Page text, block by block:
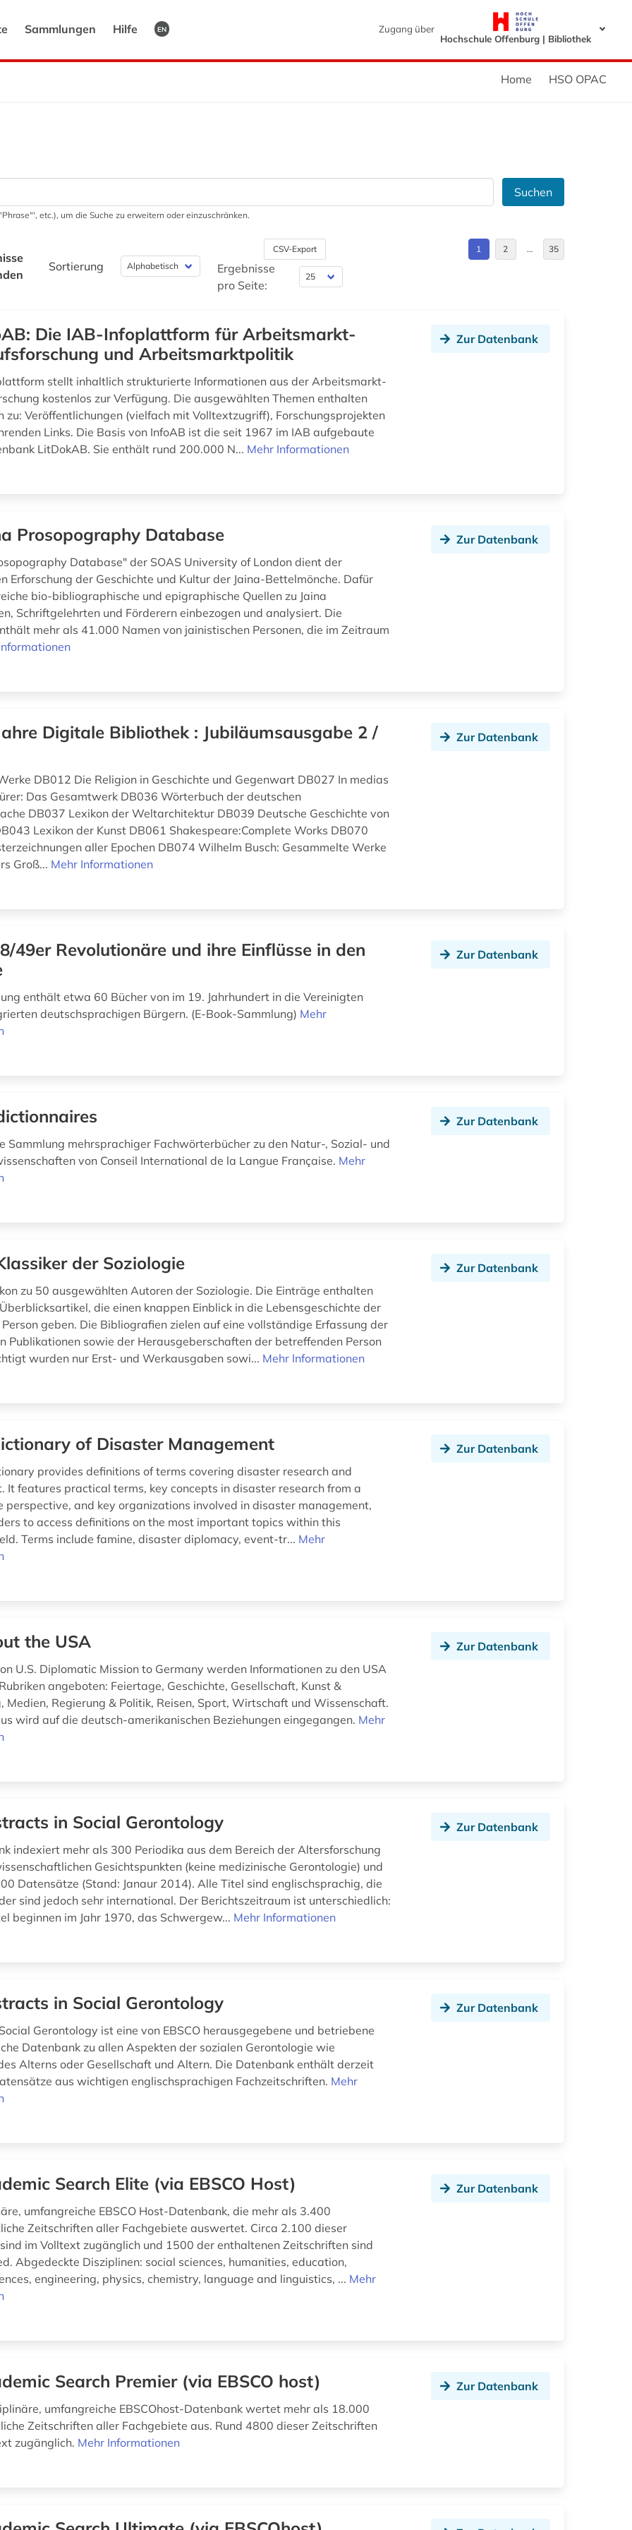
Sammlungen Hilfe EN
Zugang über
Hochschule Offenburg | Bibliothek
Home HSO OPAC
Suchen
etc.), um die Suche zu erweitern oder einzuschränken.
Sortierung
CSV-Export
Ergebnisse
pro Seite:
1 2 … 35
Die IAB-Infoplattform für Arbeitsmarkt-
und Arbeitsmarktpolitik
stellt inhaltlich strukturierte Informationen aus der Arbeitsmarkt-
kostenlos zur Verfügung. Die ausgewählten Themen enthalten
zu: Veröffentlichungen (vielfach mit Volltextzugriff), Forschungsprojekten
Links. Die Basis von InfoAB ist die seit 1967 im IAB aufgebaute
LitDokAB. Sie enthält rund 200.000 N... Mehr Informationen
Zur Datenbank
Prosopography Database
Database" der SOAS University of London dient der
Erforschung der Geschichte und Kultur der Jaina-Bettelmönche. Dafür
bio-bibliographische und epigraphische Quellen zu Jaina
Schriftgelehrten und Förderern einbezogen und analysiert. Die
mehr als 41.000 Namen von jainistischen Personen, die im Zeitraum
Zur Datenbank
Digitale Bibliothek : Jubiläumsausgabe 2 /
DB012 Die Religion in Geschichte und Gegenwart DB027 In medias
Das Gesamtwerk DB036 Wörterbuch der deutschen
DB037 Lexikon der Weltarchitektur DB039 Deutsche Geschichte von
Lexikon der Kunst DB061 Shakespeare:Complete Works DB070
aller Epochen DB074 Wilhelm Busch: Gesammelte Werke
Groß... Mehr Informationen
Zur Datenbank
49er Revolutionäre und ihre Einflüsse in den
enthält etwa 60 Bücher von im 19. Jahrhundert in die Vereinigten
deutschsprachigen Bürgern. (E-Book-Sammlung) Mehr
Zur Datenbank
Sammlung mehrsprachiger Fachwörterbücher zu den Natur-, Sozial- und
von Conseil International de la Langue Française. Mehr
Zur Datenbank
der Soziologie
zu 50 ausgewählten Autoren der Soziologie. Die Einträge enthalten
die einen knappen Einblick in die Lebensgeschichte der
geben. Die Bibliografien zielen auf eine vollständige Erfassung der
Publikationen sowie der Herausgeberschaften der betreffenden Person
wurden nur Erst- und Werkausgaben sowi... Mehr Informationen
Zur Datenbank
of Disaster Management
provides definitions of terms covering disaster research and
It features practical terms, key concepts in disaster research from a
perspective, and key organizations involved in disaster management,
to access definitions on the most important topics within this
Terms include famine, disaster diplomacy, event-tr... Mehr
Zur Datenbank
the USA
U.S. Diplomatic Mission to Germany werden Informationen zu den USA
angeboten: Feiertage, Geschichte, Gesellschaft, Kunst &
Medien, Regierung & Politik, Reisen, Sport, Wirtschaft und Wissenschaft.
wird auf die deutsch-amerikanischen Beziehungen eingegangen. Mehr
Zur Datenbank
in Social Gerontology
indexiert mehr als 300 Periodika aus dem Bereich der Altersforschung
Gesichtspunkten (keine medizinische Gerontologie) und
Datensätze (Stand: Janaur 2014). Alle Titel sind englischsprachig, die
sind jedoch sehr international. Der Berichtszeitraum ist unterschiedlich:
beginnen im Jahr 1970, das Schwergew... Mehr Informationen
Zur Datenbank
in Social Gerontology
Gerontology ist eine von EBSCO herausgegebene und betriebene
Datenbank zu allen Aspekten der sozialen Gerontologie wie
Alterns oder Gesellschaft und Altern. Die Datenbank enthält derzeit
aus wichtigen englischsprachigen Fachzeitschriften. Mehr
Zur Datenbank
Search Elite (via EBSCO Host)
umfangreiche EBSCO Host-Datenbank, die mehr als 3.400
Zeitschriften aller Fachgebiete auswertet. Circa 2.100 dieser
im Volltext zugänglich und 1500 der enthaltenen Zeitschriften sind
Abgedeckte Disziplinen: social sciences, humanities, education,
engineering, physics, chemistry, language and linguistics, ... Mehr
Zur Datenbank
Search Premier (via EBSCO host)
umfangreiche EBSCOhost-Datenbank wertet mehr als 18.000
Zeitschriften aller Fachgebiete aus. Rund 4800 dieser Zeitschriften
zugänglich. Mehr Informationen
Zur Datenbank